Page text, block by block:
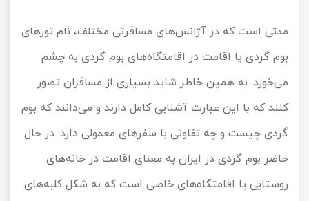
مدتی است که در آژانس‌های مسافرتی مختلف، نام تورهای
بوم گردی یا اقامت در اقامتگاه‌های بوم گردی به چشم
می‌خورد. به همین خاطر شاید بسیاری از مسافران تصور
کنند که با این عبارت آشنایی کامل دارند و می‌دانند که بوم
گردی چیست و چه تفاوتی با سفرهای معمولی دارد. در حال
حاضر بوم گردی در ایران به معنای اقامت در خانه‌های
روستایی یا اقامتگاه‌های خاصی است که به شکل کلبه‌های